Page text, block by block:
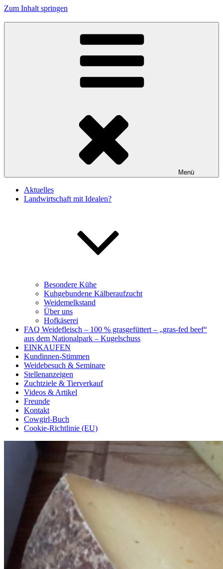
Zum Inhalt springen
Das Wesen der Kuh achten
Menü
Aktuelles
Landwirtschaft mit Idealen?
Besondere Kühe
Kuhgebundene Kälberaufzucht
Weidemelkstand
Über uns
Hofkäserei
FAQ Weidefleisch – 100 % grasgefüttert – „gras-fed beef“
aus dem Nationalpark – Kugelschuss
EINKAUFEN
Kundinnen-Stimmen
Weidebesuch & Seminare
Stellenanzeigen
Zuchtziele & Tierverkauf
Videos & Artikel
Freunde
Kontakt
Cowgirl-Buch
Cookie-Richtlinie (EU)